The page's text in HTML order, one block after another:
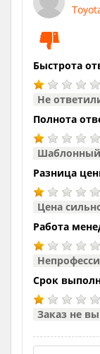
Быстрота
Не
Полнота
Шаблонный
Разница
Цена
Работа
Срок
Заказ не